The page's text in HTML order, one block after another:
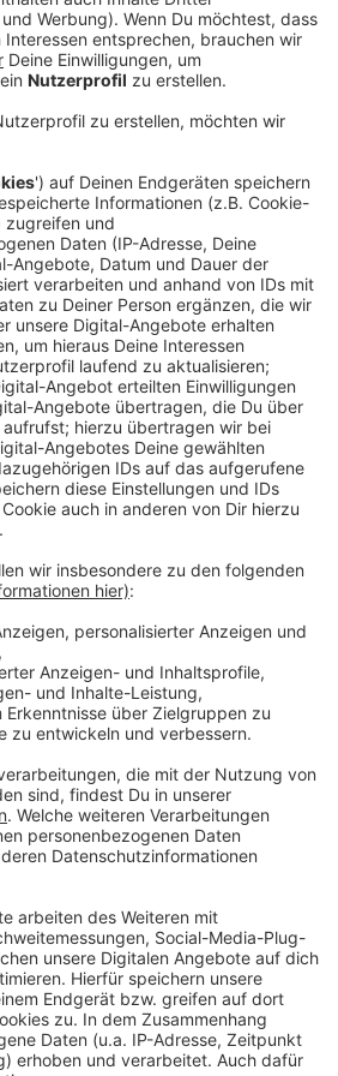
31.05.2023 06:39
in Armut aufwachsen oft das
– viele betroffene Kinder
Lebensbereichen
An dem Fachtag im Forum
heute unter anderem Fach- und
Bereichen Jugendhilfe und
zum Beispiel auch kommunale
Kinderamut und der
Rheinland.
aus Leverkusen
wenig Therapieplätze in
drei Spiele gesperrt